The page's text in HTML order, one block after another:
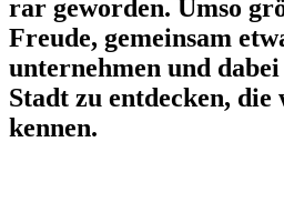
rar geworden. Umso
Freude, gemeinsam
unternehmen und
Stadt zu entdecken,
kennen.